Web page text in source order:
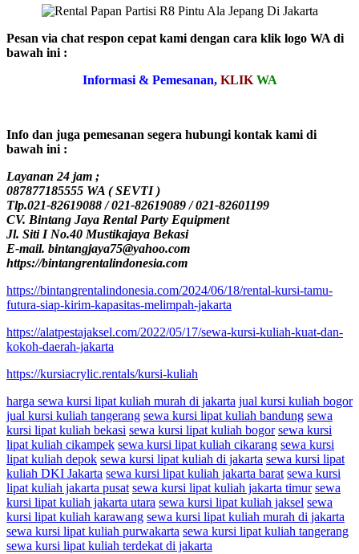
Pesan via chat respon cepat kami dengan cara klik logo WA di
bawah ini :
Informasi & Pemesanan, KLIK WA
Info dan juga pemesanan segera hubungi kontak kami di
bawah ini :
Layanan 24 jam ;
087877185555 WA ( SEVTI )
Tlp.021-82619088 / 021-82619089 / 021-82601199
CV. Bintang Jaya Rental Party Equipment
Jl. Siti I No.40 Mustikajaya Bekasi
E-mail. bintangjaya75@yahoo.com
https://bintangrentalindonesia.com
https://bintangrentalindonesia.com/2024/06/18/rental-kursi-tamu-
futura-siap-kirim-kapasitas-melimpah-jakarta
https://alatpestajaksel.com/2022/05/17/sewa-kursi-kuliah-kuat-dan-
kokoh-daerah-jakarta
https://kursiacrylic.rentals/kursi-kuliah
harga sewa kursi lipat kuliah murah di jakarta jual kursi kuliah bogor
jual kursi kuliah tangerang sewa kursi lipat kuliah bandung sewa
kursi lipat kuliah bekasi sewa kursi lipat kuliah bogor sewa kursi
lipat kuliah cikampek sewa kursi lipat kuliah cikarang sewa kursi
lipat kuliah depok sewa kursi lipat kuliah di jakarta sewa kursi lipat
kuliah DKI Jakarta sewa kursi lipat kuliah jakarta barat sewa kursi
lipat kuliah jakarta pusat sewa kursi lipat kuliah jakarta timur sewa
kursi lipat kuliah jakarta utara sewa kursi lipat kuliah jaksel sewa
kursi lipat kuliah karawang sewa kursi lipat kuliah murah di jakarta
sewa kursi lipat kuliah purwakarta sewa kursi lipat kuliah tangerang
sewa kursi lipat kuliah terdekat di jakarta